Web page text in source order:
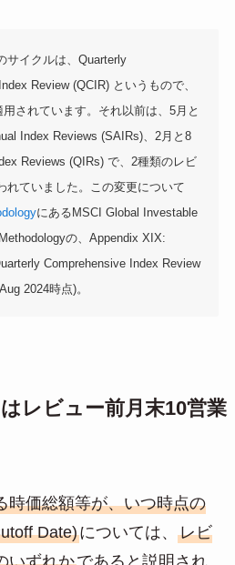
サイクルは、Quarterly
Review (QCIR) というもので、
されています。それ以前は、5月と
Index Reviews (SAIRs)、2月と8
Reviews (QIRs) で、2種類のレビ
れていました。この変更について
にあるMSCI Global Investable
の、Appendix XIX:
Comprehensive Index Review
2024時点)。
レビュー前月末10営業
時価総額等が、いつ時点の
Date)については、 レビ
いずれかであると説明され